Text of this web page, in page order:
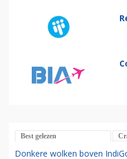
Best gelezen
Donkere wolken boven